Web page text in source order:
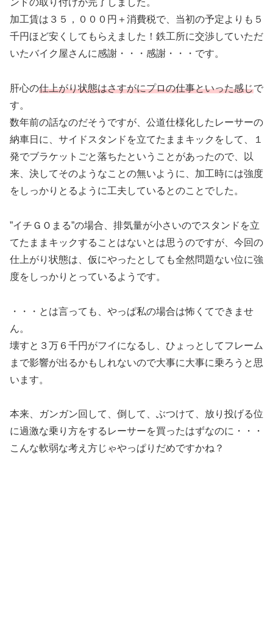
ンドの取り付けが完了しました。
加工賃は３５，０００円＋消費税で、当初の予定よりも５
千円ほど安くしてもらえました！鉄工所に交渉していただ
いたバイク屋さんに感謝・・・感謝・・・です。
肝心の仕上がり状態はさすがにプロの仕事といった感じで
す。
数年前の話なのだそうですが、公道仕様化したレーサーの
納車日に、サイドスタンドを立てたままキックをして、１
発でブラケットごと落ちたということがあったので、以
来、決してそのようなことの無いように、加工時には強度
をしっかりとるように工夫しているとのことでした。
”イチＧＯまる”の場合、排気量が小さいのでスタンドを立
てたままキックすることはないとは思うのですが、今回の
仕上がり状態は、仮にやったとしても全然問題ない位に強
度をしっかりとっているようです。
・・・とは言っても、やっぱ私の場合は怖くてできませ
ん。
壊すと３万６千円がフイになるし、ひょっとしてフレーム
まで影響が出るかもしれないので大事に大事に乗ろうと思
います。
本来、ガンガン回して、倒して、ぶつけて、放り投げる位
に過激な乗り方をするレーサーを買ったはずなのに・・・
こんな軟弱な考え方じゃやっぱりだめですかね？